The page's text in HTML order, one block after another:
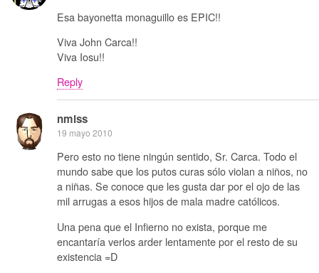
Esa bayonetta monaguillo es EPIC!!
Viva John Carca!!
Viva Iosu!!
Reply
nmlss
19 mayo 2010
Pero esto no tiene ningún sentido, Sr. Carca. Todo el
mundo sabe que los putos curas sólo violan a niños, no
a niñas. Se conoce que les gusta dar por el ojo de las
mil arrugas a esos hijos de mala madre católicos.
Una pena que el Infierno no exista, porque me
encantaría verlos arder lentamente por el resto de su
existencia =D